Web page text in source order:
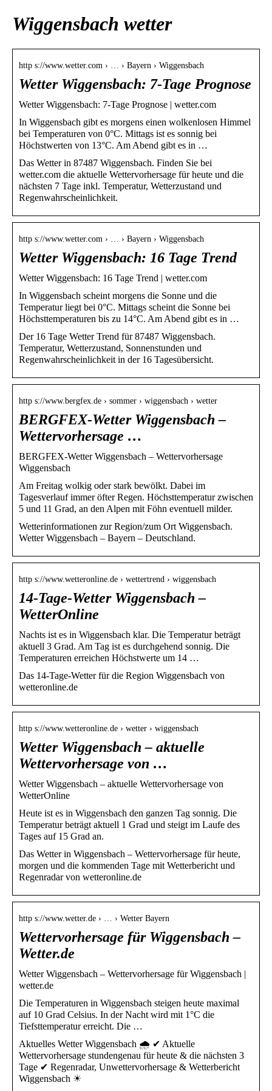
Wiggensbach wetter
http s://www.wetter.com › … › Bayern › Wiggensbach
Wetter Wiggensbach: 7-Tage Prognose
Wetter Wiggensbach: 7-Tage Prognose | wetter.com
In Wiggensbach gibt es morgens einen wolkenlosen Himmel
bei Temperaturen von 0°C. Mittags ist es sonnig bei
Höchstwerten von 13°C. Am Abend gibt es in …
Das Wetter in 87487 Wiggensbach. Finden Sie bei
wetter.com die aktuelle Wettervorhersage für heute und die
nächsten 7 Tage inkl. Temperatur, Wetterzustand und
Regenwahrscheinlichkeit.
http s://www.wetter.com › … › Bayern › Wiggensbach
Wetter Wiggensbach: 16 Tage Trend
Wetter Wiggensbach: 16 Tage Trend | wetter.com
In Wiggensbach scheint morgens die Sonne und die
Temperatur liegt bei 0°C. Mittags scheint die Sonne bei
Höchsttemperaturen bis zu 14°C. Am Abend gibt es in …
Der 16 Tage Wetter Trend für 87487 Wiggensbach.
Temperatur, Wetterzustand, Sonnenstunden und
Regenwahrscheinlichkeit in der 16 Tagesübersicht.
http s://www.bergfex.de › sommer › wiggensbach › wetter
BERGFEX-Wetter Wiggensbach –
Wettervorhersage …
BERGFEX-Wetter Wiggensbach – Wettervorhersage
Wiggensbach
Am Freitag wolkig oder stark bewölkt. Dabei im
Tagesverlauf immer öfter Regen. Höchsttemperatur zwischen
5 und 11 Grad, an den Alpen mit Föhn eventuell milder.
Wetterinformationen zur Region/zum Ort Wiggensbach.
Wetter Wiggensbach – Bayern – Deutschland.
http s://www.wetteronline.de › wettertrend › wiggensbach
14-Tage-Wetter Wiggensbach –
WetterOnline
Nachts ist es in Wiggensbach klar. Die Temperatur beträgt
aktuell 3 Grad. Am Tag ist es durchgehend sonnig. Die
Temperaturen erreichen Höchstwerte um 14 …
Das 14-Tage-Wetter für die Region Wiggensbach von
wetteronline.de
http s://www.wetteronline.de › wetter › wiggensbach
Wetter Wiggensbach – aktuelle
Wettervorhersage von …
Wetter Wiggensbach – aktuelle Wettervorhersage von
WetterOnline
Heute ist es in Wiggensbach den ganzen Tag sonnig. Die
Temperatur beträgt aktuell 1 Grad und steigt im Laufe des
Tages auf 15 Grad an.
Das Wetter in Wiggensbach – Wettervorhersage für heute,
morgen und die kommenden Tage mit Wetterbericht und
Regenradar von wetteronline.de
http s://www.wetter.de › … › Wetter Bayern
Wettervorhersage für Wiggensbach –
Wetter.de
Wetter Wiggensbach – Wettervorhersage für Wiggensbach |
wetter.de
Die Temperaturen in Wiggensbach steigen heute maximal
auf 10 Grad Celsius. In der Nacht wird mit 1°C die
Tiefsttemperatur erreicht. Die …
Aktuelles Wetter Wiggensbach 🌧️ ✔ Aktuelle
Wettervorhersage stundengenau für heute & die nächsten 3
Tage ✔ Regenradar, Unwettervorhersage & Wetterbericht
Wiggensbach ☀